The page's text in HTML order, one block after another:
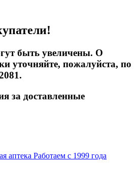
быть увеличены. О
уточняйте, пожалуйста, по
за доставленные
Работаем с 1999 года